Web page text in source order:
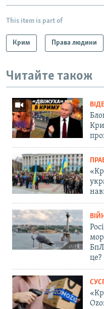
This item is part of
Крим Права людини
Читайте також
це?